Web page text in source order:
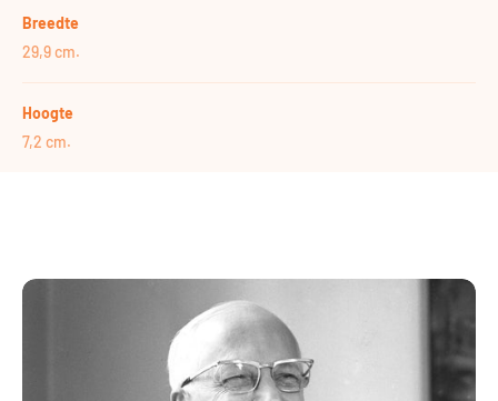
Breedte
29,9 cm.
Hoogte
7,2 cm.